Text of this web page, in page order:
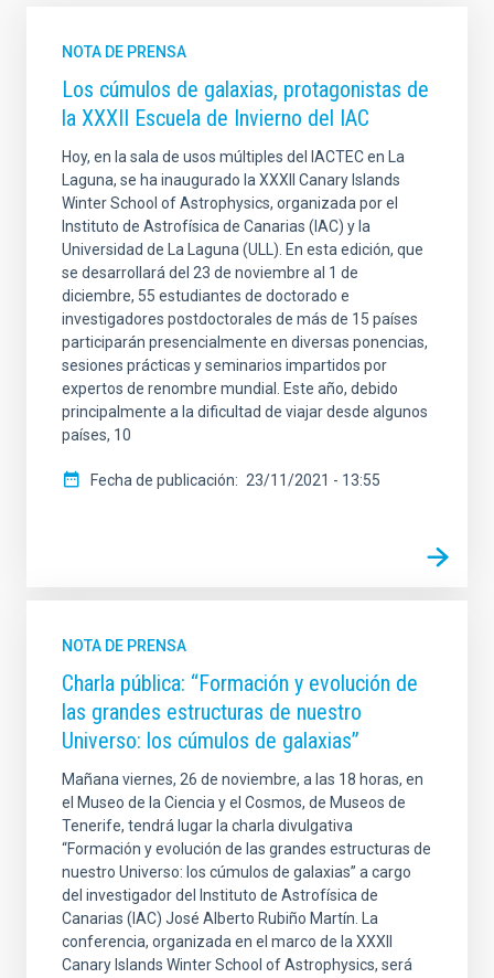
NOTA DE PRENSA
Los cúmulos de galaxias, protagonistas de
la XXXII Escuela de Invierno del IAC
Hoy, en la sala de usos múltiples del IACTEC en La
Laguna, se ha inaugurado la XXXII Canary Islands
Winter School of Astrophysics, organizada por el
Instituto de Astrofísica de Canarias (IAC) y la
Universidad de La Laguna (ULL). En esta edición, que
se desarrollará del 23 de noviembre al 1 de
diciembre, 55 estudiantes de doctorado e
investigadores postdoctorales de más de 15 países
participarán presencialmente en diversas ponencias,
sesiones prácticas y seminarios impartidos por
expertos de renombre mundial. Este año, debido
principalmente a la dificultad de viajar desde algunos
países, 10
Fecha de publicación 23/11/2021 - 13:55
NOTA DE PRENSA
Charla pública: “Formación y evolución de
las grandes estructuras de nuestro
Universo: los cúmulos de galaxias”
Mañana viernes, 26 de noviembre, a las 18 horas, en
el Museo de la Ciencia y el Cosmos, de Museos de
Tenerife, tendrá lugar la charla divulgativa
“Formación y evolución de las grandes estructuras de
nuestro Universo: los cúmulos de galaxias” a cargo
del investigador del Instituto de Astrofísica de
Canarias (IAC) José Alberto Rubiño Martín. La
conferencia, organizada en el marco de la XXXII
Canary Islands Winter School of Astrophysics, será